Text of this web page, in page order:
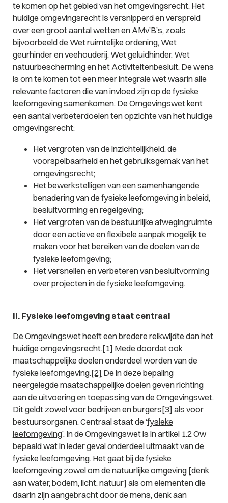
te komen op het gebied van het omgevingsrecht. Het
huidige omgevingsrecht is versnipperd en verspreid
over een groot aantal wetten en AMv’B’s, zoals
bijvoorbeeld de Wet ruimtelijke ordening, Wet
geurhinder en veehouderij, Wet geluidhinder, Wet
natuurbescherming en het Activiteitenbesluit. De wens
is om te komen tot een meer integrale wet waarin alle
relevante factoren die van invloed zijn op de fysieke
leefomgeving samenkomen. De Omgevingswet kent
een aantal verbeterdoelen ten opzichte van het huidige
omgevingsrecht;
Het vergroten van de inzichtelijkheid, de
voorspelbaarheid en het gebruiksgemak van het
omgevingsrecht;
Het bewerkstelligen van een samenhangende
benadering van de fysieke leefomgeving in beleid,
besluitvorming en regelgeving;
Het vergroten van de bestuurlijke afwegingruimte
door een actieve en flexibele aanpak mogelijk te
maken voor het bereiken van de doelen van de
fysieke leefomgeving;
Het versnellen en verbeteren van besluitvorming
over projecten in de fysieke leefomgeving.
II. Fysieke leefomgeving staat centraal
De Omgevingswet heeft een bredere reikwijdte dan het
huidige omgevingsrecht.[1] Mede doordat ook
maatschappelijke doelen onderdeel worden van de
fysieke leefomgeving.[2] De in deze bepaling
neergelegde maatschappelijke doelen geven richting
aan de uitvoering en toepassing van de Omgevingswet.
Dit geldt zowel voor bedrijven en burgers[3] als voor
bestuursorganen. Centraal staat de ‘fysieke
leefomgeving’. In de Omgevingswet is in artikel 1.2 Ow
bepaald wat in ieder geval onderdeel uitmaakt van de
fysieke leefomgeving. Het gaat bij de fysieke
leefomgeving zowel om de natuurlijke omgeving [denk
aan water, bodem, licht, natuur] als om elementen die
daarin zijn aangebracht door de mens, denk aan